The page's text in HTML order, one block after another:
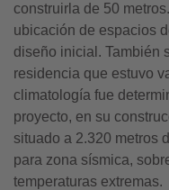
construirla de 50
ubicación de espacios
diseño inicial. También
residencia que estuvo
climatología fue
proyecto, en su
situado a 2.320 metros
para zona sísmica,
temperaturas extremas.